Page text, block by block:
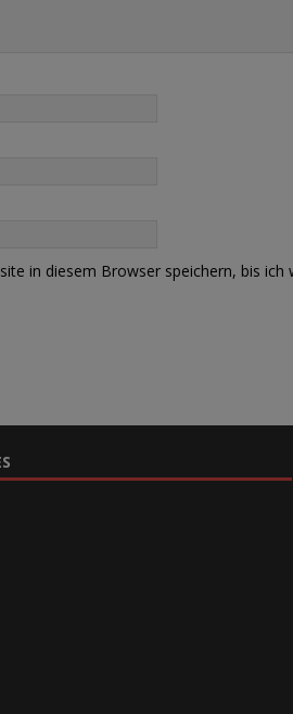
in diesem Browser speichern, bis ich